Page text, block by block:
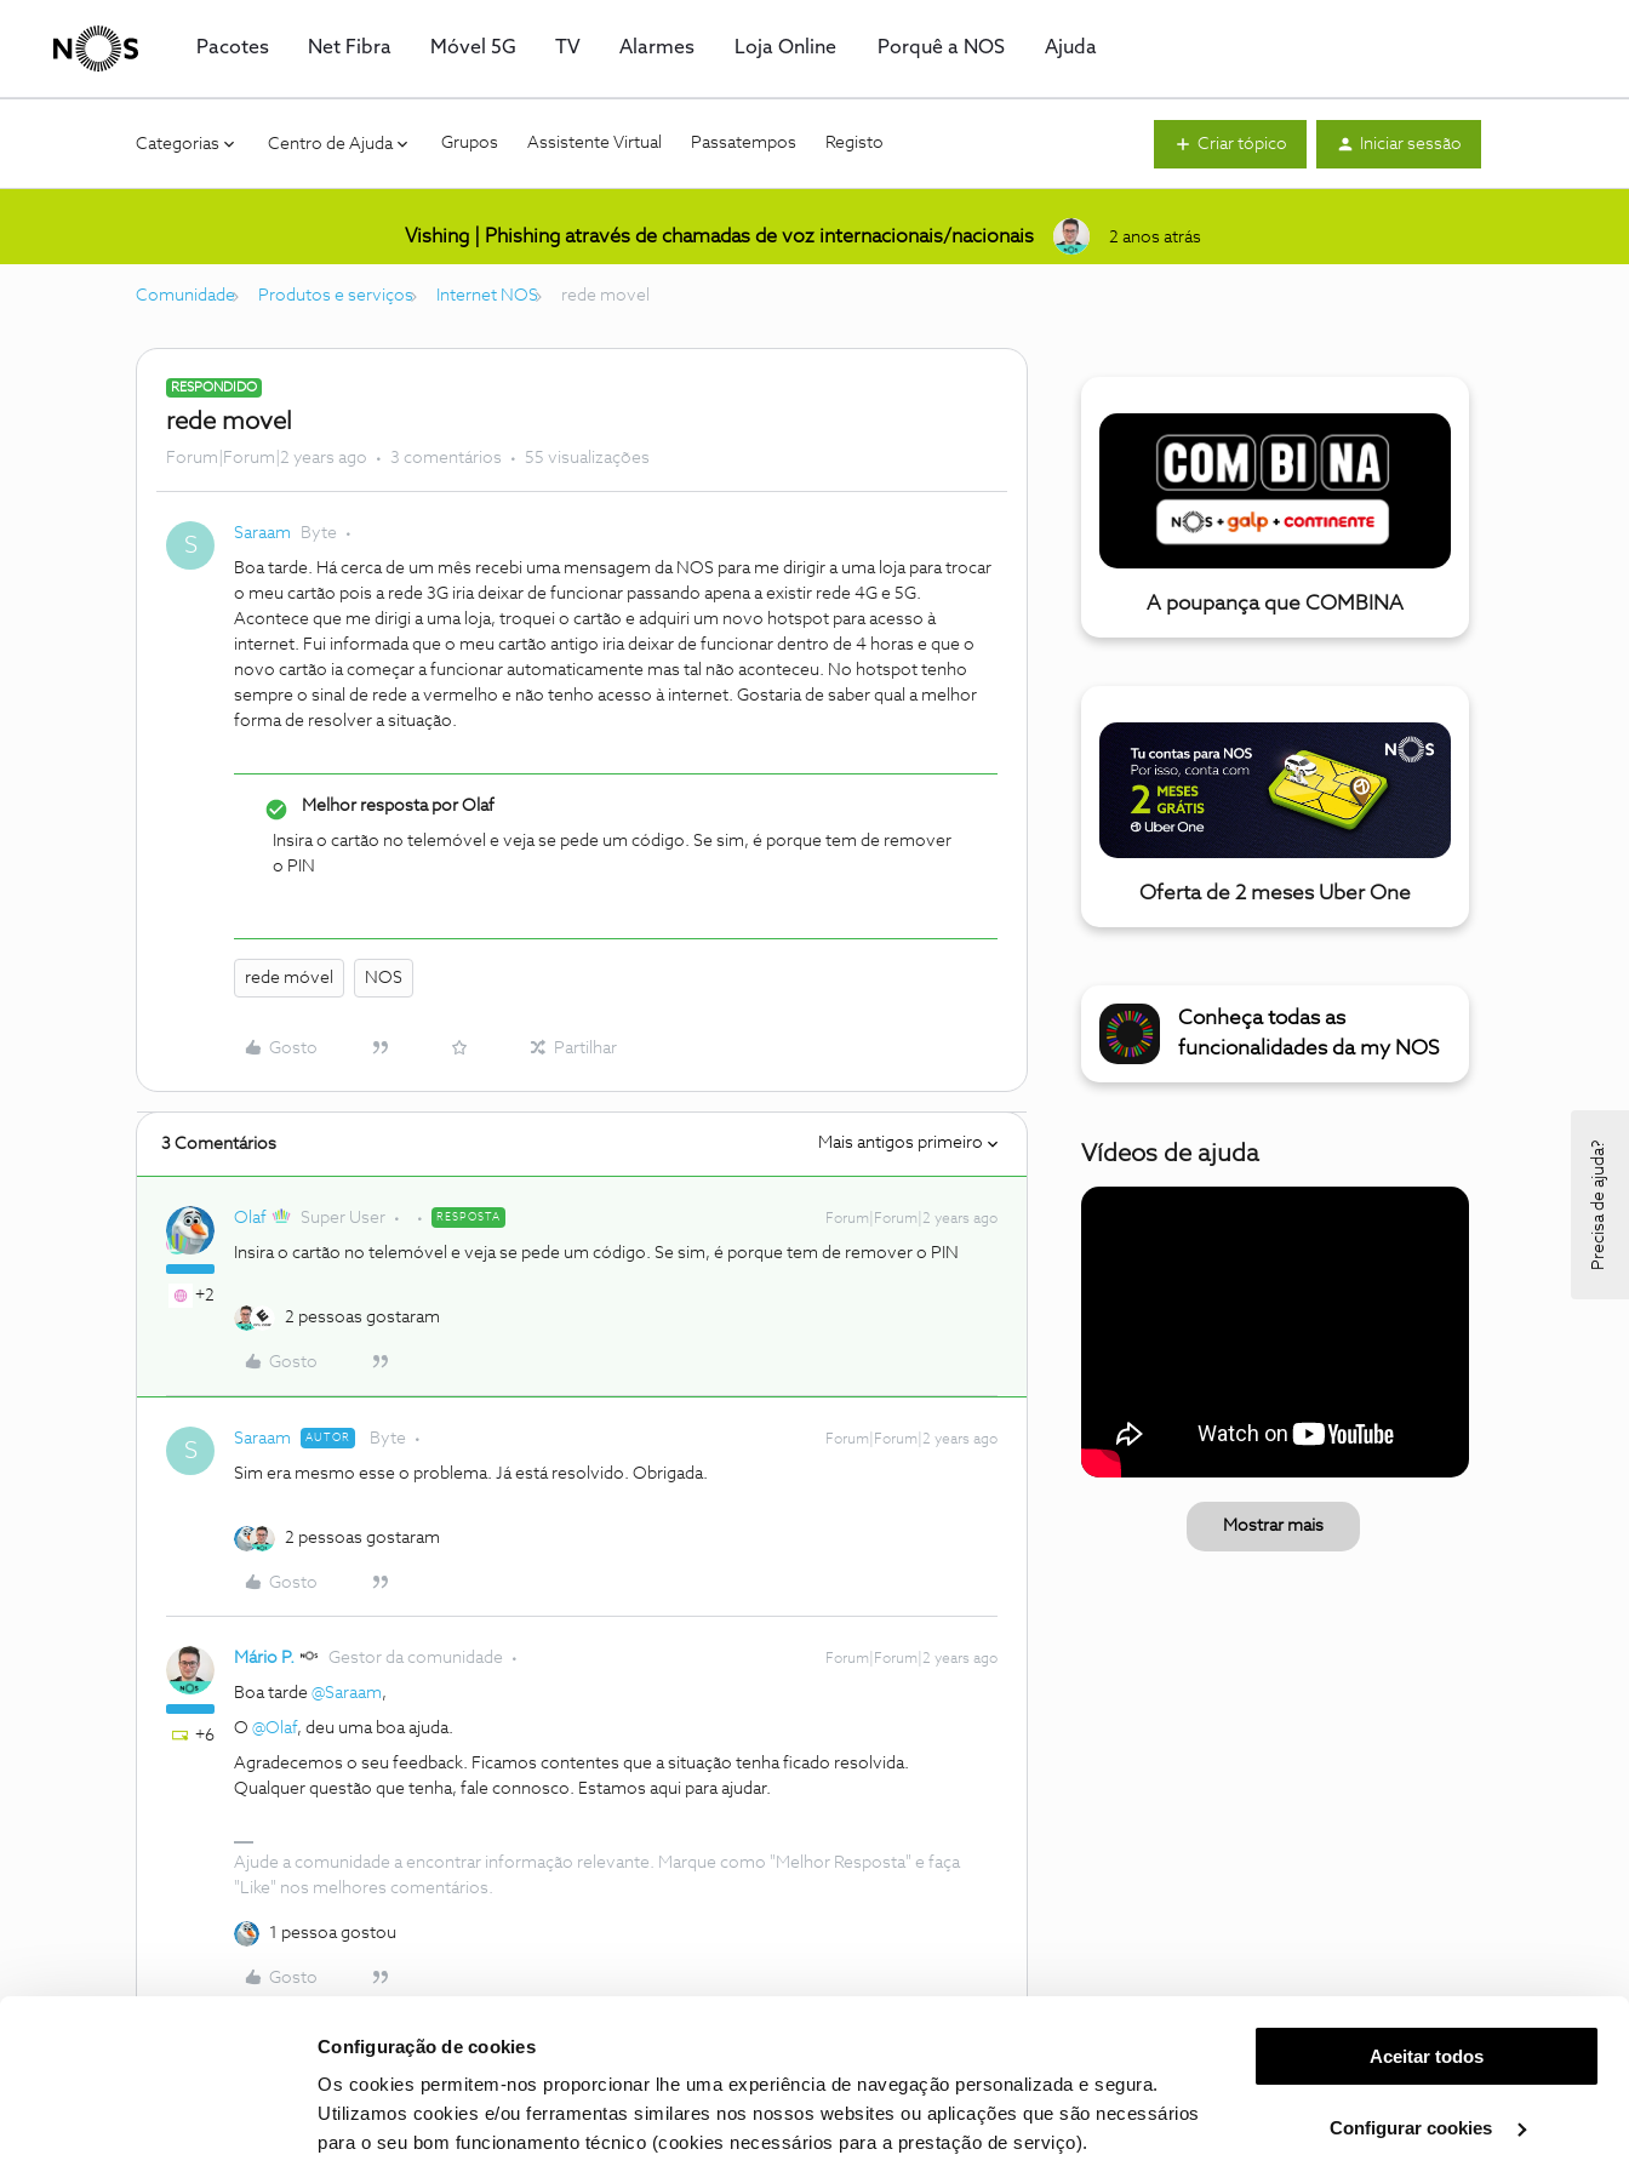
Configuração de cookies
Os cookies permitem-nos proporcionar lhe uma experiência de navegação personalizada e segura.
Utilizamos cookies e/ou ferramentas similares nos nossos websites ou aplicações que são necessários
para o seu bom funcionamento técnico (cookies necessários para a prestação de serviço).
Aceitar todos
Configurar cookies
Pacotes Net Fibra Móvel 5G TV Alarmes Loja Online Porquê a NOS Ajuda
Categorias Centro de Ajuda Grupos Assistente Virtual Passatempos Registo Criar tópico Iniciar sessão
Vishing | Phishing através de chamadas de voz internacionais/nacionais 2 anos atrás
Comunidade Produtos e serviços Internet NOS rede movel
RESPONDIDO
rede movel
Forum|Forum|2 years ago 3 comentários 55 visualizações
S Saraam Byte
Boa tarde. Há cerca de um mês recebi uma mensagem da NOS para me dirigir a uma loja para trocar
o meu cartão pois a rede 3G iria deixar de funcionar passando apena a existir rede 4G e 5G.
Acontece que me dirigi a uma loja, troquei o cartão e adquiri um novo hotspot para acesso à
internet. Fui informada que o meu cartão antigo iria deixar de funcionar dentro de 4 horas e que o
novo cartão ia começar a funcionar automaticamente mas tal não aconteceu. No hotspot tenho
sempre o sinal de rede a vermelho e não tenho acesso à internet. Gostaria de saber qual a melhor
forma de resolver a situação.
Melhor resposta porOlaf
Insira o cartão no telemóvel e veja se pede um código. Se sim, é porque tem de remover
o PIN
rede móvel NOS
Gosto Partilhar
3 Comentários Mais antigos primeiro
+2
Olaf Super User RESPOSTA Forum|Forum|2 years ago
Insira o cartão no telemóvel e veja se pede um código. Se sim, é porque tem de remover o PIN
2 pessoas gostaram
Gosto
S Saraam AUTOR Byte Forum|Forum|2 years ago
Sim era mesmo esse o problema. Já está resolvido. Obrigada.
2 pessoas gostaram
Gosto
+6
Mário P. Gestor da comunidade Forum|Forum|2 years ago
Boa tarde @Saraam,
O @Olaf, deu uma boa ajuda.
Agradecemos o seu feedback. Ficamos contentes que a situação tenha ficado resolvida.
Qualquer questão que tenha, fale connosco. Estamos aqui para ajudar.
Ajude a comunidade a encontrar informação relevante. Marque como "Melhor Resposta" e faça
"Like" nos melhores comentários.
1 pessoa gostou
Gosto
A poupança que COMBINA
Oferta de 2 meses Uber One
Conheça todas as
funcionalidades da my NOS
Vídeos de ajuda
Mostrar mais
Precisa de ajuda?